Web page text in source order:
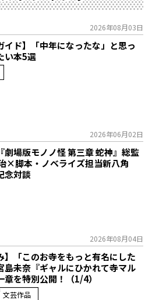
2026年08月03日
イド】「中年になったな」と思っ
い本5選
2026年06月02日
劇場版モノノ怪 第三章 蛇神』総監
×脚本・ノベライズ担当新八角
念対談
2026年08月04日
】「このお寺をもっと有名にした
島未奈『ギャルにひかれて寺マル
章を特別公開！（1/4）
文芸作品